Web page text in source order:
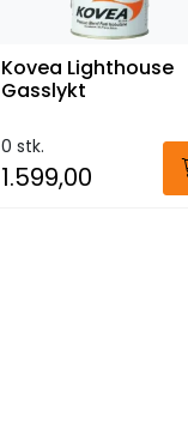
Kovea Lighthouse
Gasslykt
0 stk.
1.599,00